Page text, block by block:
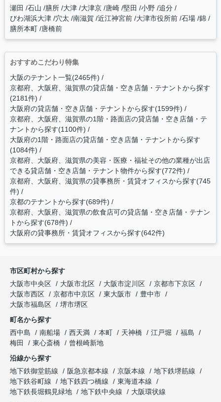
瀬田
石山 膳所 大津 大津京 唐崎 堅田 小野 追分
びわ湖浜大津 穴太 南滋賀 近江神宮前 大津市役所前 石場 錦
膳所本町 唐橋前
おすすめこだわり特集
大阪のテナント一覧(2465件)
京都府、大阪府、滋賀県の貸店舗・空き店舗・テナントから探す
(2181件)
大阪府の貸店舗・空き店舗・テナントから探す(1599件)
京都府、大阪府、滋賀県の1階・路面店の貸店舗・空き店舗・テ
ナントから探す(1100件)
大阪府の1階・路面店の貸店舗・空き店舗・テナントから探す
(1084件)
京都府、大阪府、滋賀県の美容・医療・福祉その他の業種が出店
できる貸店舗・空き店舗・テナント物件から探す(772件)
京都府、大阪府、滋賀県の貸事務所・賃貸オフィスから探す(745
件)
京都のテナントから探す(689件)
京都府、大阪府、滋賀県の飲食店可の貸店舗・空き店舗・テナン
トから探す(678件)
大阪府の貸事務所・賃貸オフィスから探す(642件)
市区町村から探す
大阪市中央区
大阪市北区 大阪市淀川区
京都市下京区
大阪市西区
京都市中京区 東大阪市
豊中市
大阪市福島区
堺市堺区
町名から探す
西中島
南船場 西天満 本町 天神橋 江戸堀
福島
梅田
東心斎橋
曾根崎新地
沿線から探す
地下鉄御堂筋線
阪急京都本線 京阪本線
地下鉄堺筋線
地下鉄谷町線
地下鉄四つ橋線
東海道本線
地下鉄長堀鶴見緑地
地下鉄中央線
大阪環状線